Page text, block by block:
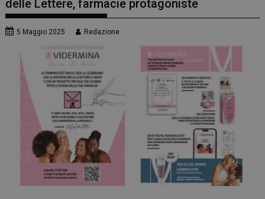
delle Lettere, farmacie protagoniste
5 Maggio 2025 Redazione